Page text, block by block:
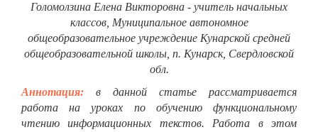
Голомолзина Елена Викторовна - учитель начальных
классов, Муниципальное автономное
общеобразовательное учреждение Кунарской средней
общеобразовательной школы, п. Кунарск, Свердловской
обл.
Аннотация: в данной статье рассматривается
работа на уроках по обучению функциональному
чтению информационных текстов. Работа в этом